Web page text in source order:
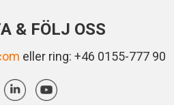
& FÖLJ OSS
eller ring: +46 0155-777 90